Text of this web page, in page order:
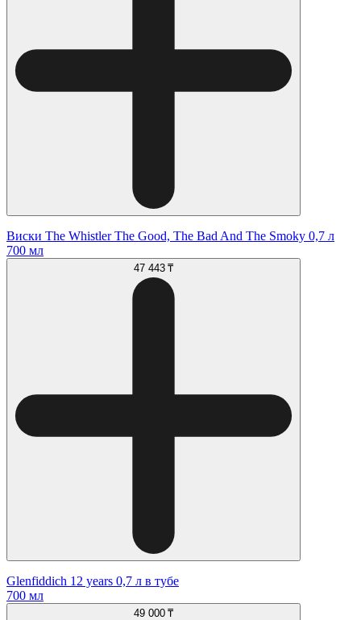
Виски The Whistler The Good, The Bad And The Smoky 0,7 л
700 мл
47 443 ₸
Glenfiddich 12 years 0,7 л в тубе
700 мл
49 000 ₸